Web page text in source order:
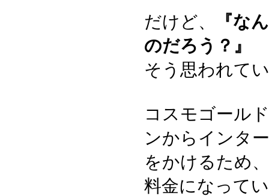
だけど、
『な
のだろう？』
そう思われて
コスモゴール
ンからインタ
をかけるため
料金になって